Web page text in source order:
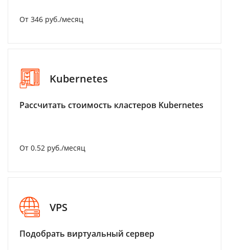
От 346 руб./месяц
Kubernetes
Рассчитать стоимость кластеров Kubernetes
От 0.52 руб./месяц
VPS
Подобрать виртуальный сервер